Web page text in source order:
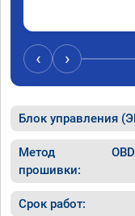
‹ ›
Блок управления
Метод
прошивки:
Срок работ: